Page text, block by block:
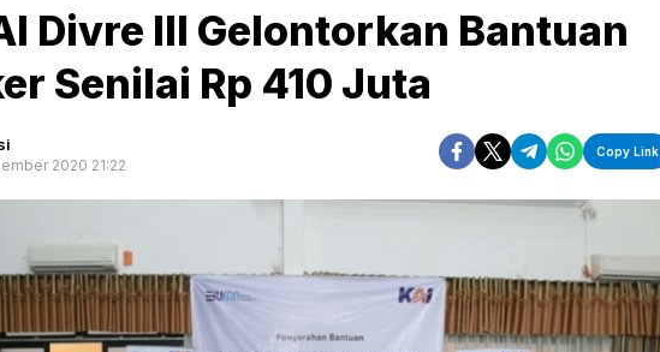
Divre III Gelontorkan Bantuan
Senilai Rp 410 Juta
2020 21:22
Copy Link